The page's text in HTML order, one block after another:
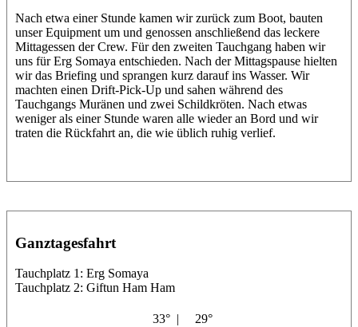
Nach etwa einer Stunde kamen wir zurück zum Boot, bauten
unser Equipment um und genossen anschließend das leckere
Mittagessen der Crew. Für den zweiten Tauchgang haben wir
uns für Erg Somaya entschieden. Nach der Mittagspause hielten
wir das Briefing und sprangen kurz darauf ins Wasser. Wir
machten einen Drift-Pick-Up und sahen während des
Tauchgangs Muränen und zwei Schildkröten. Nach etwas
weniger als einer Stunde waren alle wieder an Bord und wir
traten die Rückfahrt an, die wie üblich ruhig verlief.
Ganztagesfahrt
Tauchplatz 1: Erg Somaya
Tauchplatz 2: Giftun Ham Ham
33° | 29°